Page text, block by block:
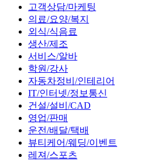
고객상담/마케팅
의료/요양/복지
외식/식음료
생산/제조
서비스/알바
학원/강사
자동차정비/인테리어
IT/인터넷/정보통신
건설/설비/CAD
영업/판매
운전/배달/택배
뷰티케어/웨딩/이벤트
레져/스포츠